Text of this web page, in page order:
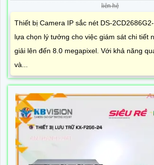
liên hệ
Thiết bị Camera IP sắc nét DS-
lựa chọn lý tưởng cho việc giám sát chi tiết
giải lên đến 8.0 megapixel. Với khả năng
và...